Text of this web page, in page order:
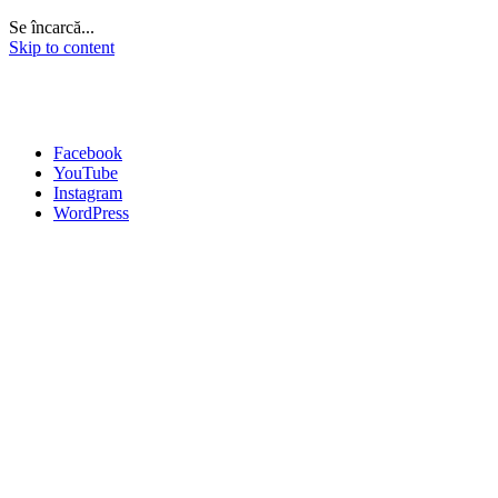
Se încarcă...
Skip to content
Facebook
YouTube
Instagram
WordPress